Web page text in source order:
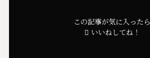
この記事が気に入ったら
いいねしてね！